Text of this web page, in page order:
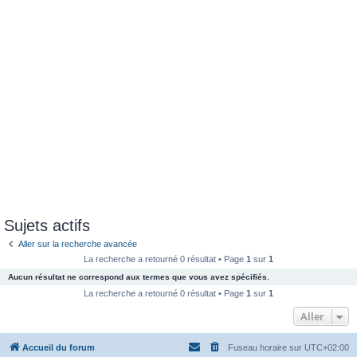
Sujets actifs
Aller sur la recherche avancée
La recherche a retourné 0 résultat • Page 1 sur 1
Aucun résultat ne correspond aux termes que vous avez spécifiés.
La recherche a retourné 0 résultat • Page 1 sur 1
Aller
Accueil du forum Fuseau horaire sur UTC+02:00